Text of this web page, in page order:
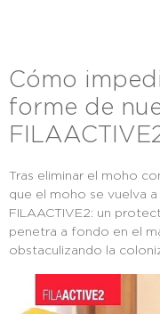
Cómo
forme de
Tras eliminar el moho
que el moho se vuelva
FILAACTIVE2: un
penetra a fondo en el
obstaculizando la